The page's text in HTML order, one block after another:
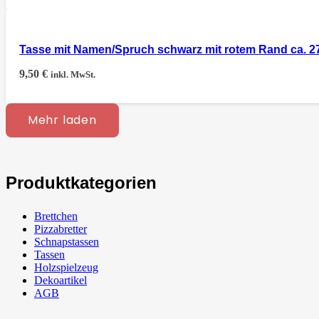
Tasse mit Namen/Spruch schwarz mit rotem Rand ca.
9,50€ inkl. MwSt.
Mehr laden
Produktkategorien
Brettchen
Pizzabretter
Schnapstassen
Tassen
Holzspielzeug
Dekoartikel
AGB